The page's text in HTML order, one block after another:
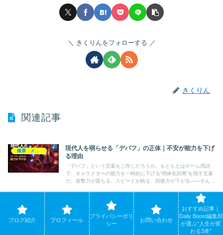
きくりんをフォローする
きくりん
関連記事
健康 メンタルヘルス
現代人を弱らせる「デバフ」の正体｜不安が能力を下げ
る理由
「デバフ」という言葉をご存じだろうか。もともとはゲーム用語
で、キャラクターの能力を一時的に下げる“弱体化効果”を指す言葉
だ。攻撃力が落ちる、スピードが鈍る、回復力が下がる――そんな
【“目が食べたがる”ってホント？】視覚が食欲を左右す
る科学的な話
はじめに｜つい食べすぎるのはなぜ？「あとちょっとだけ食べた
ブログ紹介 プロフィール
プライバシーポリ
シー
お問い合わせ
おすすめ記事｜
Daily Boost編集部
が選ぶ“人生が変
わる3本”